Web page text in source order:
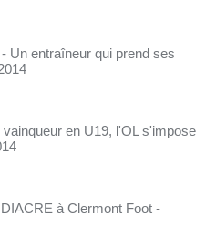
Un entraîneur qui prend ses
en U19, l'OL s'impose
à Clermont Foot -